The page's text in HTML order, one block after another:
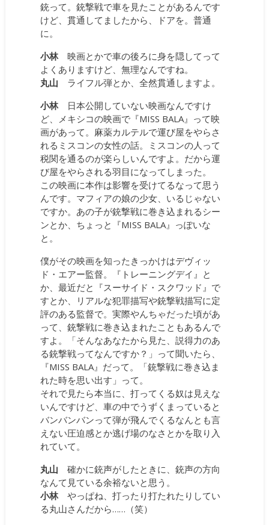
銃って。銃撃戦で車を見たことがあるんです
けど、貫通してましたから、ドアを。普通
に。
小林映画とかで車の後ろに身を隠してって
よくありますけど、無理なんですね。
丸山 ライフル弾とか、全然貫通しますよ。
小林日本公開していない映画なんですけ
ど、メキシコの映画で『MISS BALA』って映
画があって。麻薬カルテルで運び屋をやらさ
れるミスコンの女性の話。ミスコンの人って
税関を通るのが楽らしいんですよ。だから運
び屋をやらされる羽目になってしまった。
この映画に本作は影響を受けてるなって思う
んです。マフィアの娘の少女、いるじゃない
ですか。あの子が銃撃戦に巻き込まれるシー
ンとか、ちょっと『MISS BALA』っぽいな
と。
僕がその映画を知ったきっかけはデヴィッ
ド・エアー監督。『トレーニングデイ』と
か、最近だと『スーサイド・スクワッド』で
すとか、リアルな犯罪描写や銃撃戦描写に定
評のある監督で。実際やんちゃだった頃があ
って、銃撃戦に巻き込まれたこともあるんで
すよ。「そんなあなたから見た、説得力のあ
る銃撃戦ってなんですか？」って聞いたら、
『MISS BALA』だって。「銃撃戦に巻き込ま
れた時を思い出す」って。
それで見たら本当に、打ってくる奴は見えな
いんですけど、車の中でうずくまっていると
バンバンバンって弾が飛んでくるなんとも言
えない圧迫感とか逃げ場のなさとかを取り入
れていて。
丸山 確かに銃声がしたときに、銃声の方向
なんて見ている余裕ないと思う。
小林やっぱね、打ったり打たれたりしてい
る丸山さんだから……（笑）